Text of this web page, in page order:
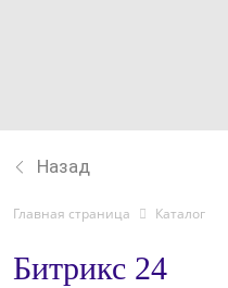
Назад
Главная страница Каталог
Битрикс 24